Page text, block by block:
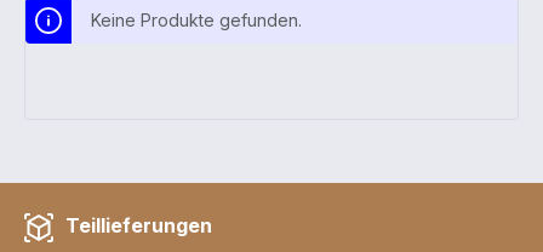
Keine Produkte gefunden.
Teillieferungen